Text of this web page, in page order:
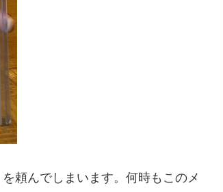
を頼んでしまいます。何時もこのメ